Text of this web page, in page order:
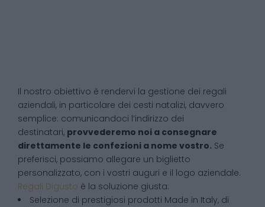
Il nostro obiettivo è rendervi la gestione dei regali
aziendali, in particolare dei cesti natalizi, davvero
semplice: comunicandoci l’indirizzo dei
destinatari, provvederemo noi a consegnare
direttamente le confezioni a nome vostro. Se
preferisci, possiamo allegare un biglietto
personalizzato, con i vostri auguri e il logo aziendale.
Regali Digusto è la soluzione giusta:
Selezione di prestigiosi prodotti Made in Italy, di